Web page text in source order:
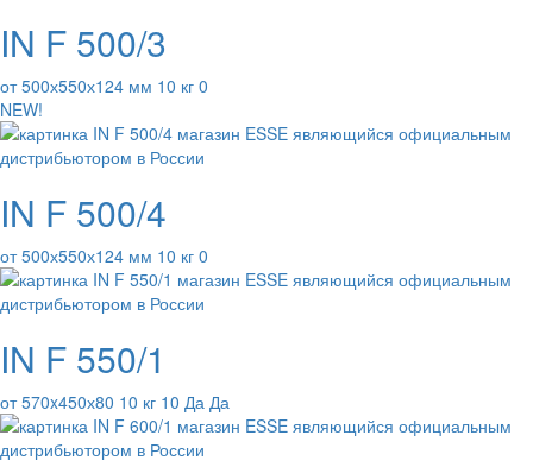
IN F 500/3
от 500х550х124 мм 10 кг 0
NEW!
IN F 500/4
от 500х550х124 мм 10 кг 0
IN F 550/1
от 570x450х80 10 кг 10 Да Да